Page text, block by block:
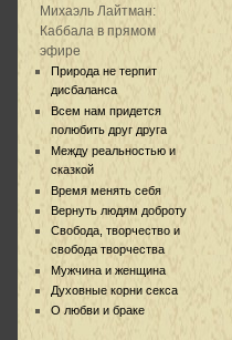
Михаэль Лайтман:
Каббала в прямом
эфире
Природа не терпит
дисбаланса
Всем нам придется
полюбить друг друга
Между реальностью и
сказкой
Время менять себя
Вернуть людям доброту
Свобода, творчество и
свобода творчества
Мужчина и женщина
Духовные корни секса
О любви и браке